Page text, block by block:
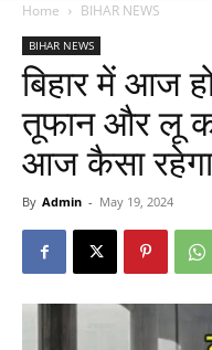
Home BIHAR NEWS
BIHAR NEWS
बिहार में आज
तूफान और लू
आज कैसा
By Admin - May 19, 2024